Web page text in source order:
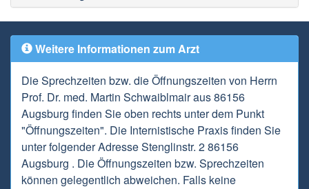
Weitere Informationen zum Arzt
Die Sprechzeiten bzw. die Öffnungszeiten von Herrn
Prof. Dr. med. Martin Schwaiblmair aus 86156
Augsburg finden Sie oben rechts unter dem Punkt
"Öffnungszeiten". Die Internistische Praxis finden Sie
unter folgender Adresse Stenglinstr. 2 86156
Augsburg . Die Öffnungszeiten bzw. Sprechzeiten
können gelegentlich abweichen. Falls keine